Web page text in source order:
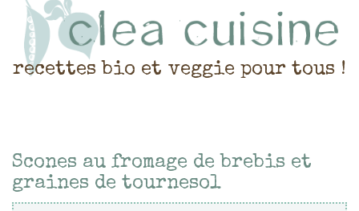
recettes bio et veggie pour tous !
Scones au fromage de brebis et
graines de tournesol